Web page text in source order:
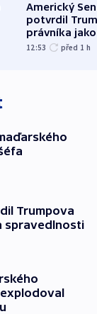
Americký
potvrdil
právníka jako
ministra
12:53 před 1 h
Trumpova
spravedlnosti